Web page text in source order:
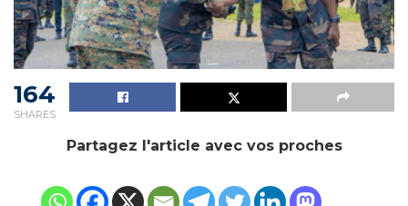
164
SHARES
Partagez l'article avec vos proches